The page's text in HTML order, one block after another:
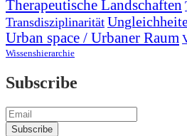
Therapeutische Landschaften
Transdisziplinarität
Urban space / Urbaner Raum
Wissenshierarchie
Subscribe